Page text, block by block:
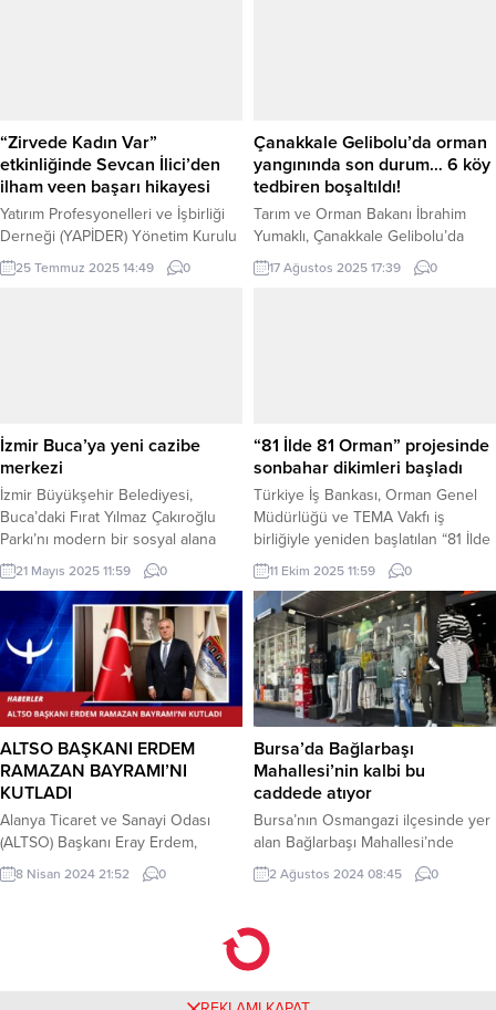
“Zirvede Kadın Var”
etkinliğinde Sevcan İlici’den
ilham veen başarı hikayesi
Yatırım Profesyonelleri ve İşbirliği
Derneği (YAPİDER) Yönetim Kurulu
Başkanı ve Diyalog Concept
Kurucusu Sevcan İlici, çok disiplinli
gayrimenkul sektöründeki başarı
yolculuğunun detaylarını anlattı.
Sevcan...
25 Temmuz 2025 14:49 0
Çanakkale Gelibolu’da orman
yangınında son durum… 6 köy
tedbiren boşaltıldı!
Tarım ve Orman Bakanı İbrahim
Yumaklı, Çanakkale Gelibolu’da
orman dışında başlayıp ormana
sıçrayan yangına 12 uçak, 18
yerleri ve şehitliklere sıçramadığını,
6 köyün tedbiren boşaltıldığını
açıkladı....
17 Ağustos 2025 17:39 0
İzmir Buca’ya yeni cazibe
merkezi
İzmir Büyükşehir Belediyesi,
Buca’daki Fırat Yılmaz Çakıroğlu
Parkı’nı modern bir sosyal alana
dönüştürüyor. Yeşil alanlar, spor ve
oyun alanları yenilenirken, atıl alana
kafeterya kazandırılacak. İZMİR
(İGFA) – İzmir Büyükşehir Belediye
Başkanı Dr. Cemil Tugay’ın
talimatıyla, Buca’daki Fırat Yılmaz
Çakıroğlu Parkı baştan sona
yenileniyor. Kozağaç Mahallesi
Özmen Caddesi’nde bulunan 5
bin...
21 Mayıs 2025 11:59 0
“81 İlde 81 Orman” projesinde
sonbahar dikimleri başladı
Türkiye İş Bankası, Orman Genel
Müdürlüğü ve TEMA Vakfı iş
birliğiyle yeniden başlatılan “81 İlde
81 Orman” projesiyle Türkiye’nin
dört bir yanında fidanlar toprakla
buluşmaya devam ediyor.
ERZURUM (İGFA) – Orman varlığını
artırmayı, çevre farkındalığını
güçlendirmeyi ve birçok canlıya
yaşam alanı sunmayı amaçlayan
projede, şu ana kadar 14 ilde
dikim...
11 Ekim 2025 11:59 0
ALTSO BAŞKANI ERDEM
RAMAZAN BAYRAMI’NI
KUTLADI
Alanya Ticaret ve Sanayi Odası
(ALTSO) Başkanı Eray Erdem,
yayınladığı mesajla Ramazan
Bayramı’nı kutladı. Erdem’in kutlama
Şerif’in rahmet, mağfiret ve bereket
8 Nisan 2024 21:52 0
Bursa’da Bağlarbaşı
Mahallesi’nin kalbi bu
caddede atıyor
Bursa’nın Osmangazi ilçesinde yer
alan Bağlarbaşı Mahallesi’nde
bulunan Mümin Gençoğlu Caddesi,
işlekliği ve yoğunluğu ile dikkat
(İGFA) – Bursa’nın Osmangazi
ilçesinin yoğun nüfuslu
bölgelerinden biri olan Bağlarbaşı
2 Ağustos 2024 08:45 0